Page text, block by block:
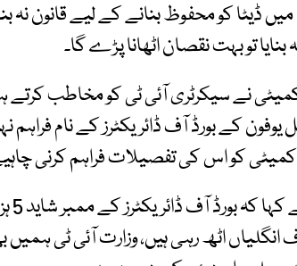
ڈیٹا کو محفوظ بنانے کے لیے قانون نہ
تو بہت نقصان اٹھانا پڑے گا۔
نے سیکرٹری آئی ٹی کو مخاطب کرتے
کے بورڈ آف ڈائریکٹرز کے نام
کو اس کی تفصیلات فراہم کرنی
اٹھ رہی ہیں، وزارت آئی ٹی